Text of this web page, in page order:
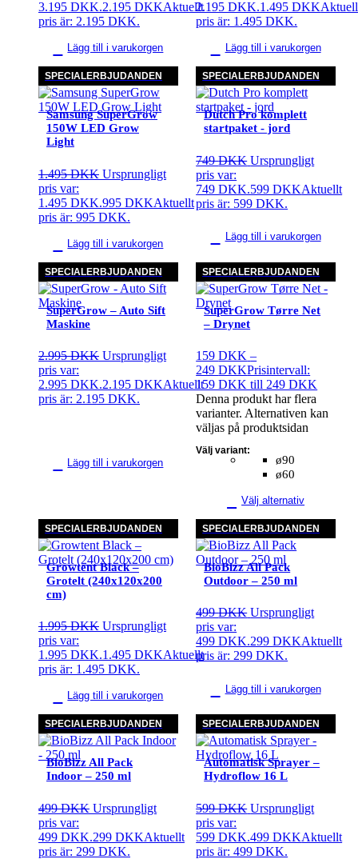
3.195 DKK.2.195 DKKAktuellt
pris är: 2.195 DKK.
Lägg till i varukorgen
2.195 DKK.1.495DKK
pris är: 1.495 DKK.
Lägg till i varukorgen
SPECIALERBJUDANDEN
Samsung SuperGrow
150W LED Grow
Light
1.495DKK Ursprungligt
pris var:
1.495 DKK.995 DKKAktuellt
pris är: 995 DKK.
Lägg till i varukorgen
SPECIALERBJUDANDEN
Dutch Pro komplett
startpaket - jord
749DKK Ursprungligt
pris var:
749 DKK.599DKKAktuellt
pris är: 599 DKK.
Lägg till i varukorgen
SPECIALERBJUDANDEN
SuperGrow – Auto Sift
Maskine
2.995DKK Ursprungligt
pris var:
2.995 DKK.2.195 DKKAktuellt
pris är: 2.195 DKK.
Lägg till i varukorgen
SPECIALERBJUDANDEN
SuperGrow Tørre Net
– Drynet
159DKK –
249DKKPrisintervall:
159 DKK till 249 DKK
ø90
ø60
Välj variant:
Välj alternativ
Denna produkt har flera
varianter. Alternativen kan
väljas på produktsidan
SPECIALERBJUDANDEN
Growtent Black –
Grotelt (240x120x200
cm)
1.995DKK Ursprungligt
pris var:
1.995 DKK.1.495 DKKAktuellt
pris är: 1.495 DKK.
Lägg till i varukorgen
SPECIALERBJUDANDEN
BioBizz All Pack
Outdoor – 250 ml
499DKK Ursprungligt
pris var:
499 DKK.299DKKAktuellt
pris är: 299 DKK.
Lägg till i varukorgen
SPECIALERBJUDANDEN
BioBizz All Pack
Indoor – 250 ml
499DKK Ursprungligt
pris var:
499 DKK.299 DKKAktuellt
pris är: 299 DKK.
SPECIALERBJUDANDEN
Automatisk Sprayer –
Hydroflow 16 L
599DKK Ursprungligt
pris var:
599 DKK.499DKKAktuellt
pris är: 499 DKK.